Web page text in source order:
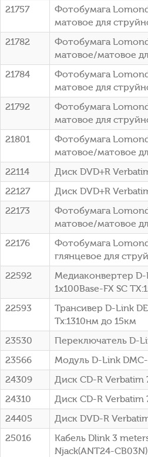
21757
Фотобумага
матовое для
21782
Фотобумага
матовое/матовое
21784
Фотобумага
матовое для
21792
Фотобумага
матовое для
21801
Фотобумага
матовое/матовое
22114
Диск DVD+R
22127
Диск DVD+R
22173
Фотобумага
матовое/матовое
22176
Фотобумага
глянцевое для
22592
Медиаконвертер D-
1x100Base-FX SC
22593
Трансивер D-Link
Tx:1310нм до 15км
23530
Переключатель D-
23566
Модуль D-Link
24309
Диск CD-R Verbatim
24310
Диск CD-R Verbatim
24405
Диск DVD-R
25016
Кабель Dlink 3
Njack(ANT24-